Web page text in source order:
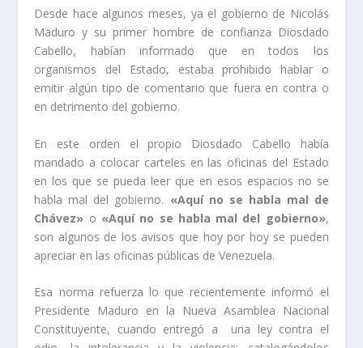
Desde hace algunos meses, ya el gobierno de Nicolás
Maduro y su primer hombre de confianza Diosdado
Cabello, habían informado que en todos los
organismos del Estado, estaba prohibido hablar o
emitir algún tipo de comentario que fuera en contra o
en detrimento del gobierno.
En este orden el propio Diosdado Cabello había
mandado a colocar carteles en las oficinas del Estado
en los que se pueda leer que en esos espacios no se
habla mal del gobierno. «Aquí no se habla mal de
Chávez» o «Aquí no se habla mal del gobierno»,
son algunos de los avisos que hoy por hoy se pueden
apreciar en las oficinas públicas de Venezuela.
Esa norma refuerza lo que recientemente informó el
Presidente Maduro en la Nueva Asamblea Nacional
Constituyente, cuando entregó a una ley contra el